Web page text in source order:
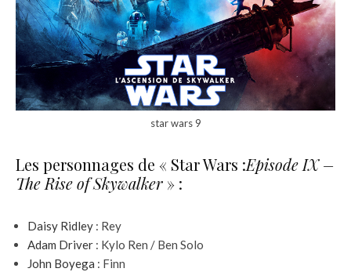
star wars 9
Les personnages de « Star Wars :Episode IX –
The Rise of Skywalker » :
Daisy Ridley : Rey
Adam Driver : Kylo Ren / Ben Solo
John Boyega : Finn